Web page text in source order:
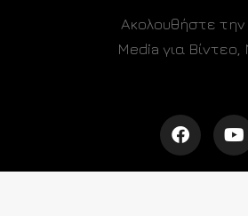
Ακολουθήστε
Media για